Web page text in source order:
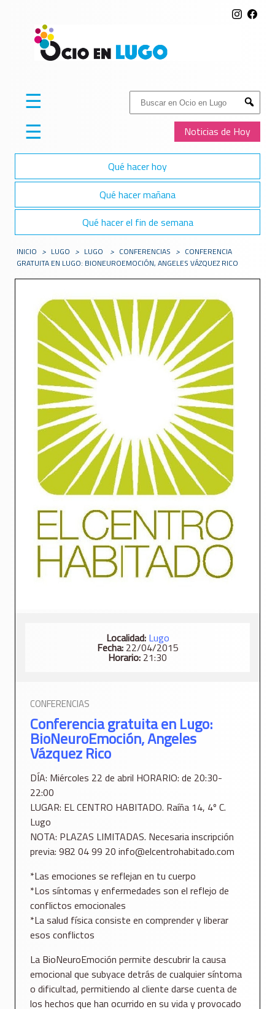
Buscar:
Submit
Noticias de Hoy
☰
☰
Qué hacer hoy
Qué hacer mañana
Qué hacer el fin de semana
INICIO > LUGO > LUGO > CONFERENCIAS > CONFERENCIA
GRATUITA EN LUGO: BIONEUROEMOCIÓN, ANGELES VÁZQUEZ RICO
Localidad: Lugo
Fecha:22/04/2015
Horario: 21:30
CONFERENCIAS
Conferencia gratuita en Lugo:
BioNeuroEmoción, Angeles
Vázquez Rico
DÍA: Miércoles 22 de abril HORARIO: de 20:30-
22:00
LUGAR: EL CENTRO HABITADO. Raíña 14, 4º C.
Lugo
NOTA: PLAZAS LIMITADAS. Necesaria inscripción
previa: 982 04 99 20 info@elcentrohabitado.com
*Las emociones se reflejan en tu cuerpo
*Los síntomas y enfermedades son el reflejo de
conflictos emocionales
*La salud física consiste en comprender y liberar
esos conflictos
La BioNeuroEmoción permite descubrir la causa
emocional que subyace detrás de cualquier síntoma
o dificultad, permitiendo al cliente darse cuenta de
los hechos que han ocurrido en su vida y provocado